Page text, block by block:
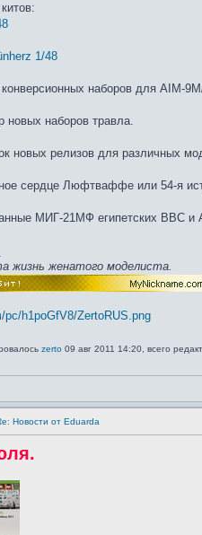
1/48
наборов для AIM-
новых наборов травла.
новых релизов для различных
сердце Люфтваффе или 54-я
МИГ-21МФ египетских ВВС и
жизнь женатого моделиста.
h1poGfV8/ZertoRUS.png
zerto 09 авг 2011 14:20, всего
Новости от Eduarda